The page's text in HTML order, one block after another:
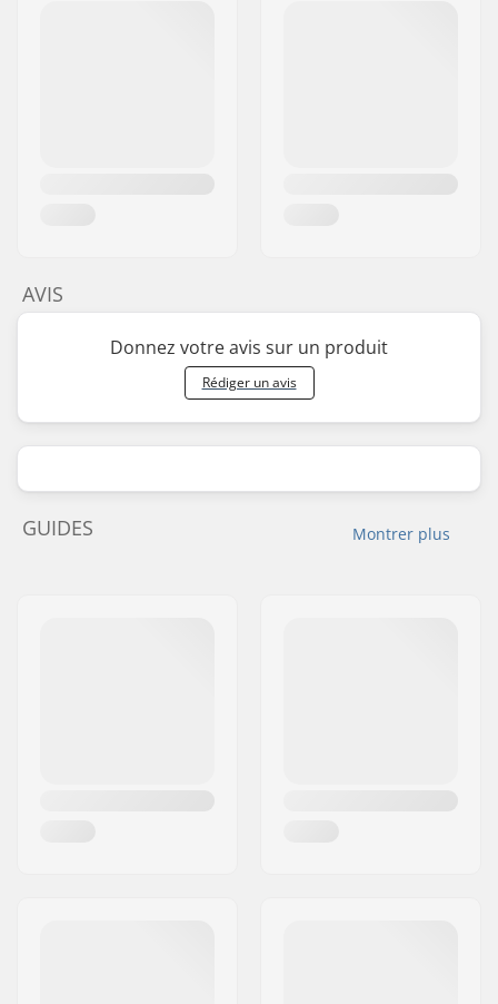
AVIS
Donnez votre avis sur un produit
Rédiger un avis
Montrer plus
GUIDES